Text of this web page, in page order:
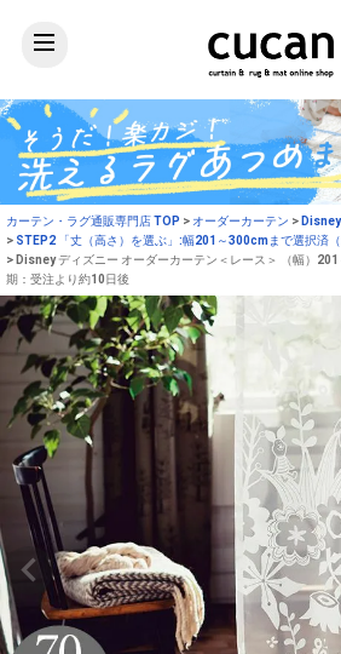
カーテン・ラグ通販専門店 TOP オーダーカーテン
STEP2 「丈（高さ）を選ぶ」:幅201～300cmまで選択済（
Disney ディズニー オーダーカーテン＜レース＞ （幅）
期：受注より約10日後